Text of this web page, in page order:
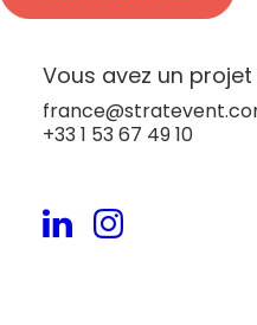
Vous avez un
+33 1 53 67 49 10